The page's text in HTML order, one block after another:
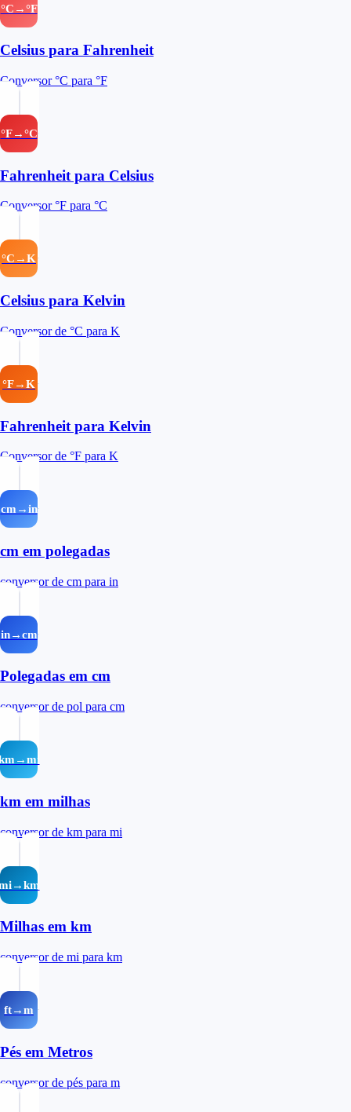
°C→°F
Celsius para Fahrenheit
Conversor °C para °F
°F→°C
Fahrenheit para Celsius
Conversor °F para °C
°C→K
Celsius para Kelvin
Conversor de °C para K
°F→K
Fahrenheit para Kelvin
Conversor de °F para K
cm→in
cm em polegadas
conversor de cm para in
in→cm
Polegadas em cm
conversor de pol para cm
km em milhas
conversor de km para mi
Milhas em km
conversor de mi para km
ft→m
Pés em Metros
conversor de pés para m